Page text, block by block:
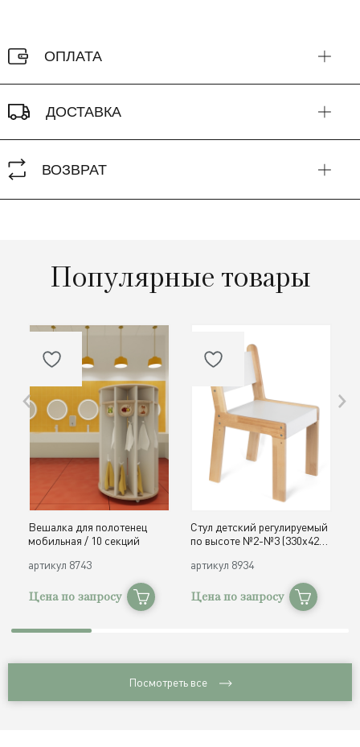
ОПЛАТА
ДОСТАВКА
ВОЗВРАТ
Популярные товары
Вешалка для полотенец
мобильная / 10 секций
артикул 8743
Цена по запросу
Стул детский регулируемый
по высоте №2-№3 (330х420,
артикул 8934
Цена по запросу
Посмотреть все